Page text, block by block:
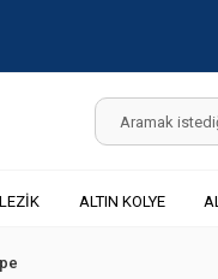
ALTIN KOLYE